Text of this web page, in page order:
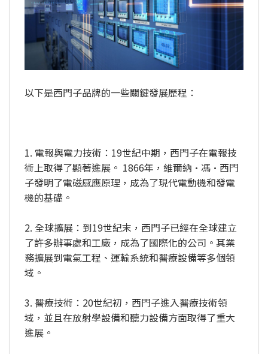
以下是西門子品牌的一些關鍵發展歷程：
1. 電報與電力技術：19世紀中期，西門子在電報技
術上取得了顯著進展。 1866年，維爾納·馮·西門
子發明了電磁感應原理，成為了現代電動機和發電
機的基礎。
2. 全球擴展：到19世紀末，西門子已經在全球建立
了許多辦事處和工廠，成為了國際化的公司。其業
務擴展到電氣工程、運輸系統和醫療設備等多個領
域。
3. 醫療技術：20世紀初，西門子進入醫療技術領
域，並且在放射學設備和聽力設備方面取得了重大
進展。